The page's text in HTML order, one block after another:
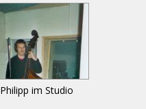
Philipp im Studio